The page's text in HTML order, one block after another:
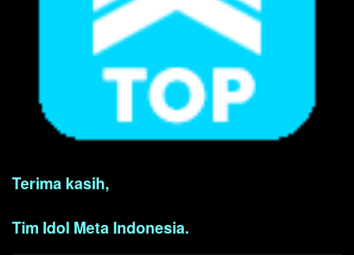
Terima kasih,
Tim Idol Meta Indonesia.